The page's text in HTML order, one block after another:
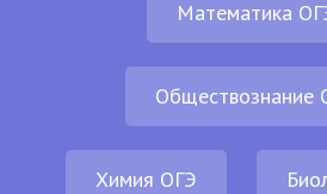
Математика
Обществознание
Химия ОГЭ